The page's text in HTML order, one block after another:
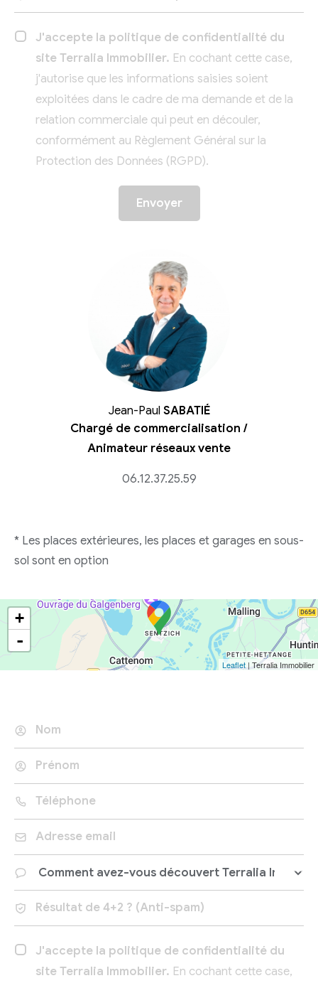
J'accepte la politique de confidentialité du
site Terralia Immobilier. En cochant cette case,
j'autorise que les informations saisies soient
exploitées dans le cadre de ma demande et de la
relation commerciale qui peut en découler,
conformément au Règlement Général sur la
Protection des Données (RGPD).
Jean-PaulSABATIÉ
Chargé de commercialisation /
Animateur réseaux vente
06.12.37.25.59
* Les places extérieures, les places et garages en sous-
sol sont en option
+
-
Leaflet | Terralia Immobilier
J'accepte la politique de confidentialité du
site Terralia Immobilier. En cochant cette case,